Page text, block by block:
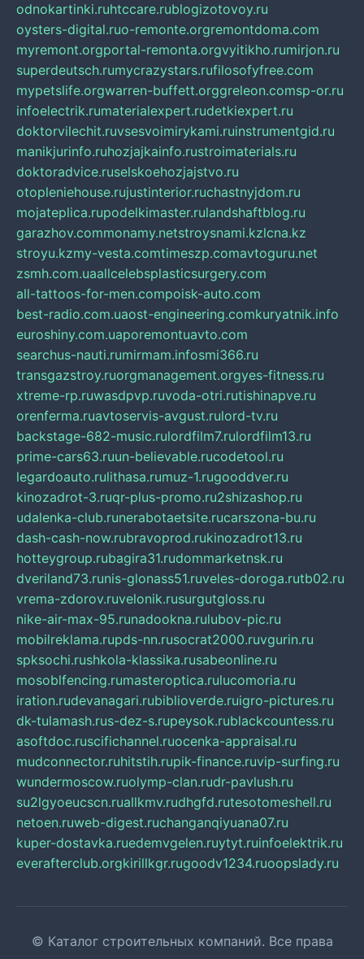
odnokartinki.ruhtccare.rublogizotovoy.ru
oysters-digital.ruo-remonte.orgremontdoma.com
myremont.orgportal-remonta.orgvyitikho.rumirjon.ru
superdeutsch.rumycrazystars.rufilosofyfree.com
mypetslife.orgwarren-buffett.orggreleon.comsp-or.ru
infoelectrik.rumaterialexpert.rudetkiexpert.ru
doktorvilechit.ruvsesvoimirykami.ruinstrumentgid.ru
manikjurinfo.ruhozjajkainfo.rustroimaterials.ru
doktoradvice.ruselskoehozjajstvo.ru
otopleniehouse.rujustinterior.ruchastnyjdom.ru
mojateplica.rupodelkimaster.rulandshaftblog.ru
garazhov.commonamy.netstroysnami.kzlcna.kz
stroyu.kzmy-vesta.comtimeszp.comavtoguru.net
zsmh.com.uaallcelebsplasticsurgery.com
all-tattoos-for-men.compoisk-auto.com
best-radio.com.uaost-engineering.comkuryatnik.info
euroshiny.com.uaporemontuavto.com
searchus-nauti.rumirmam.infosmi366.ru
transgazstroy.ruorgmanagement.orgyes-fitness.ru
xtreme-rp.ruwasdpvp.ruvoda-otri.rutishinapve.ru
orenferma.ruavtoservis-avgust.rulord-tv.ru
backstage-682-music.rulordfilm7.rulordfilm13.ru
prime-cars63.ruun-believable.rucodetool.ru
legardoauto.rulithasa.rumuz-1.rugooddver.ru
kinozadrot-3.ruqr-plus-promo.ru2shizashop.ru
udalenka-club.runerabotaetsite.rucarszona-bu.ru
dash-cash-now.rubravoprod.rukinozadrot13.ru
hotteygroup.rubagira31.rudommarketnsk.ru
dveriland73.runis-glonass51.ruveles-doroga.rutb02.ru
vrema-zdorov.ruvelonik.rusurgutgloss.ru
nike-air-max-95.runadookna.rulubov-pic.ru
mobilreklama.rupds-nn.rusocrat2000.ruvgurin.ru
spksochi.rushkola-klassika.rusabeonline.ru
mosoblfencing.rumasteroptica.rulucomoria.ru
iration.rudevanagari.rubiblioverde.ruigro-pictures.ru
dk-tulamash.rus-dez-s.rupeysok.rublackcountess.ru
asoftdoc.ruscifichannel.ruocenka-appraisal.ru
mudconnector.ruhitstih.rupik-finance.ruvip-surfing.ru
wundermoscow.ruolymp-clan.rudr-pavlush.ru
su2lgyoeucscn.ruallkmv.rudhgfd.rutesotomeshell.ru
netoen.ruweb-digest.ruchanganqiyuana07.ru
kuper-dostavka.ruedemvgelen.ruytyt.ruinfoelektrik.ru
everafterclub.orgkirillkgr.rugoodv1234.ruoopslady.ru
© Каталог строительных компаний. Все права